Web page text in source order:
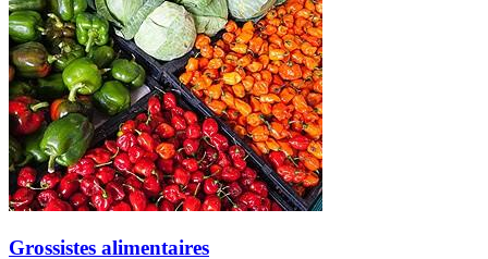
Grossistes alimentaires